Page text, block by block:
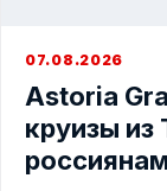
07.08.2026
Astoria
круизы из